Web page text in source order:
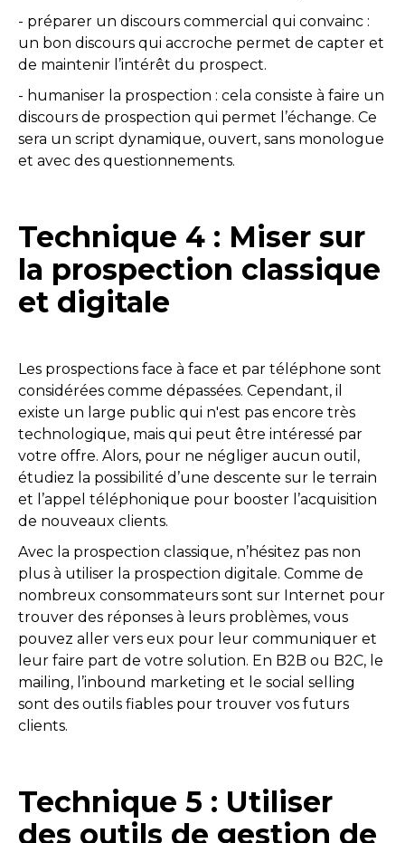
- préparer un discours commercial qui convainc :
un bon discours qui accroche permet de capter et
de maintenir l’intérêt du prospect.
- humaniser la prospection : cela consiste à faire un
discours de prospection qui permet l’échange. Ce
sera un script dynamique, ouvert, sans monologue
et avec des questionnements.
Technique 4 : Miser sur
la prospection classique
et digitale
Les prospections face à face et par téléphone sont
considérées comme dépassées. Cependant, il
existe un large public qui n'est pas encore très
technologique, mais qui peut être intéressé par
votre offre. Alors, pour ne négliger aucun outil,
étudiez la possibilité d’une descente sur le terrain
et l’appel téléphonique pour booster l’acquisition
de nouveaux clients.
Avec la prospection classique, n’hésitez pas non
plus à utiliser la prospection digitale. Comme de
nombreux consommateurs sont sur Internet pour
trouver des réponses à leurs problèmes, vous
pouvez aller vers eux pour leur communiquer et
leur faire part de votre solution. En B2B ou B2C, le
mailing, l’inbound marketing et le social selling
sont des outils fiables pour trouver vos futurs
clients.
Technique 5 : Utiliser
des outils de gestion de